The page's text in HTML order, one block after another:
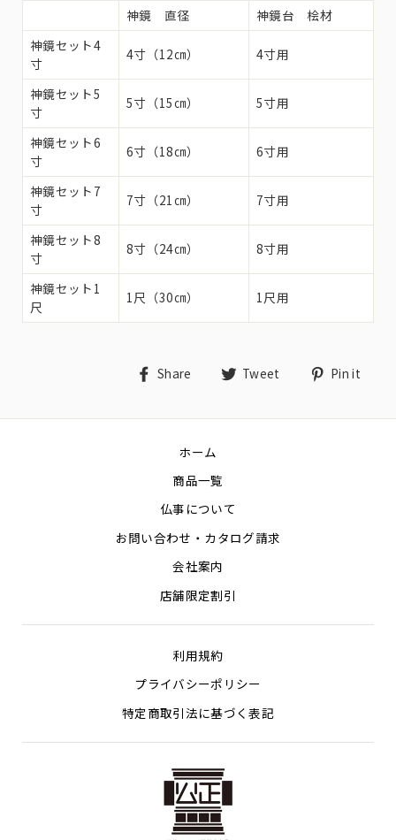
神鏡 直径
神鏡台 桧材
神鏡セット4
寸
4寸（12㎝） 4寸用
神鏡セット5
寸
5寸（15㎝） 5寸用
神鏡セット6
寸
6寸（18㎝） 6寸用
神鏡セット7
寸
7寸（21㎝） 7寸用
神鏡セット8
寸
8寸（24㎝） 8寸用
神鏡セット 1
尺
1尺（30㎝） 1尺用
Share
Share Tweet
Tweet Pin it
ホーム
商品一覧
仏事について
お問い合わせ・カタログ請求
会社案内
店舗限定割引
利用規約
プライバシーポリシー
特定商取引法に基づく表記